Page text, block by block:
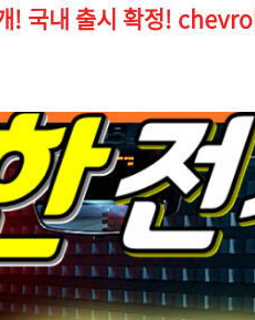
개! 국내 출시 확정!